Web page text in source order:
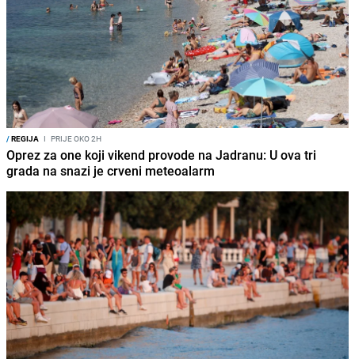
/REGIJA I PRIJE OKO 2H
Oprez za one koji vikend provode na Jadranu: U ova tri
grada na snazi je crveni meteoalarm